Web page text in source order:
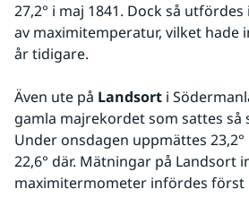
27,2° i maj 1841. Dock så
av maximitemperatur, vilket hade
år tidigare.
Även ute på Landsort i
gamla majrekordet som sattes så
Under onsdagen uppmättes
22,6° där. Mätningar på Landsort
maximitermometer infördes först